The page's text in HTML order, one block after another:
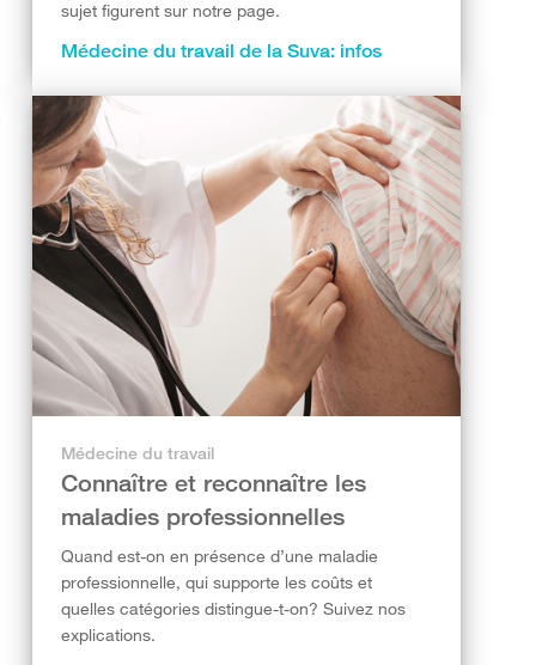
sujet figurent sur notre page.
Médecine du travail de la Suva: infos
Médecine du travail
Connaître et reconnaître les
maladies professionnelles
Quand est-on en présence d’une maladie
professionnelle, qui supporte les coûts et
quelles catégories distingue-t-on? Suivez nos
explications.